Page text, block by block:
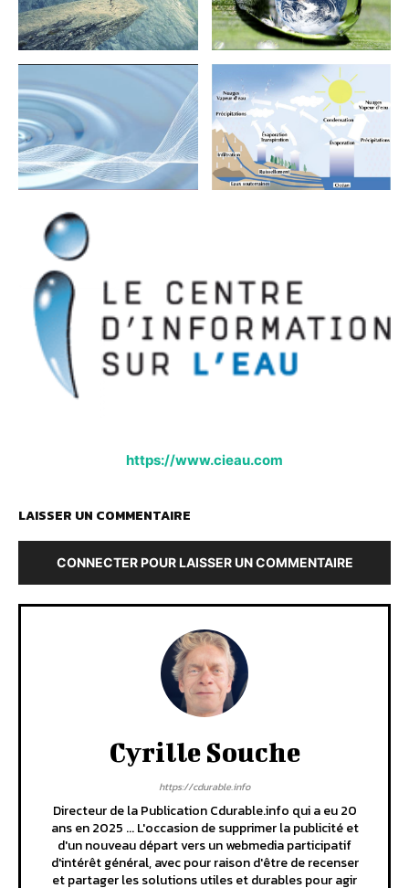
https://www.cieau.com
LAISSER UN COMMENTAIRE
CONNECTER POUR LAISSER UN COMMENTAIRE
Cyrille Souche
https://cdurable.info
Directeur de la Publication Cdurable.info qui a eu 20
ans en 2025 ... L'occasion de supprimer la publicité et
d'un nouveau départ vers un webmedia participatif
d'intérêt général, avec pour raison d'être de recenser
et partager les solutions utiles et durables pour agir